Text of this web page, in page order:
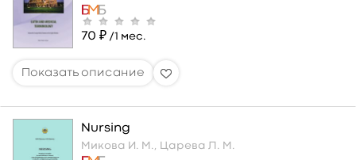
70 ₽ /1 мес.
Nursing
Микова И. М., Царева Л. М.